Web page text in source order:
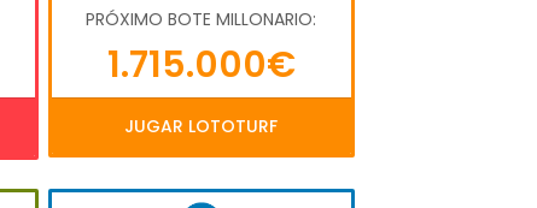
PRÓXIMO BOTE MILLONARIO:
1.715.000€
JUGAR LOTOTURF